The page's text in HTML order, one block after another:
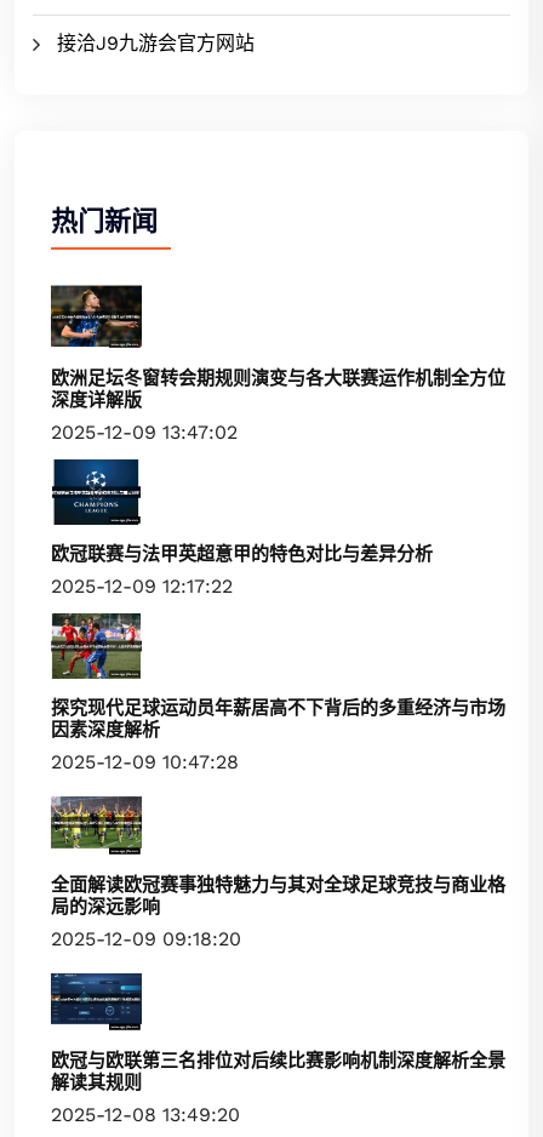
接洽J9九游会官方网站
热门新闻
欧洲足坛冬窗转会期规则演变与各大联赛运作机制全方位
深度详解版
2025-12-09 13:47:02
欧冠联赛与法甲英超意甲的特色对比与差异分析
2025-12-09 12:17:22
探究现代足球运动员年薪居高不下背后的多重经济与市场
因素深度解析
2025-12-09 10:47:28
全面解读欧冠赛事独特魅力与其对全球足球竞技与商业格
局的深远影响
2025-12-09 09:18:20
欧冠与欧联第三名排位对后续比赛影响机制深度解析全景
解读其规则
2025-12-08 13:49:20